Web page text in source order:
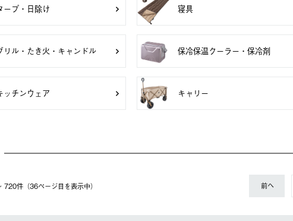
ープ・日除け 寝具
リル・たき火・キャンドル 保冷保温クーラー・保冷剤
ッチンウェア キャリー
件（36ページ⽬を表⽰中） 前へ